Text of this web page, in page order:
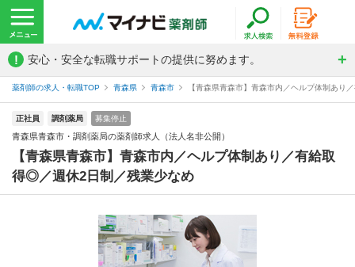
! 安心・安全な転職サポートの提供に努めます。
薬剤師の求人・転職TOP 青森県 青森市 【青森県青森市】青森市内／ヘルプ体制あ
正社員 調剤薬局 募集停止
青森県青森市・調剤薬局の薬剤師求人（法人名非公開）
【青森県青森市】青森市内／ヘルプ体制あり／有給取
得◎／週休2日制／残業少なめ